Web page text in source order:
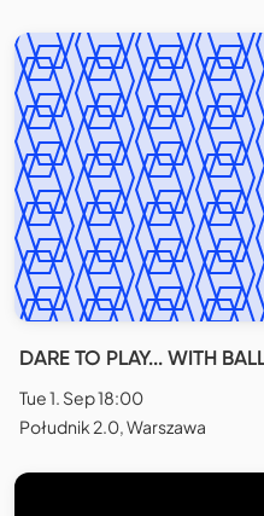
DARE TO PLAY... WITH
Tue 1. Sep 18:00
Południk 2.0, Warszawa